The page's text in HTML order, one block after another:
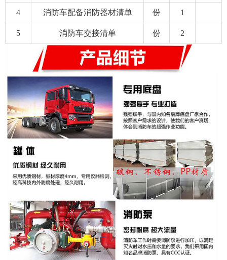
4 消防车配备消防器材清单 份 1
5 消防车交接清单 份 2